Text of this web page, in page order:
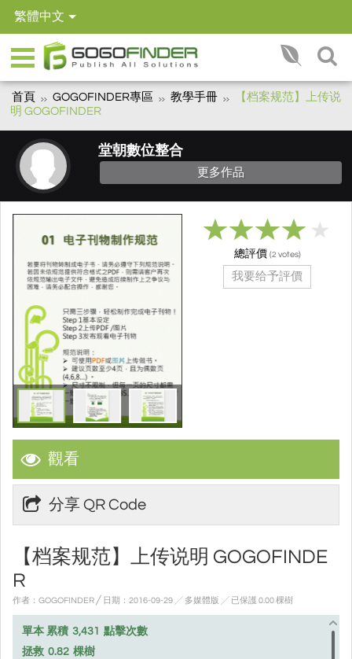
繁體中文
首頁 GOGOFINDER專區 教學手冊
【档案规范】上传说
明 GOGOFINDER
堂朝數位整合
更多作品
觀看
分享 QR Code
【档案规范】上传说明 GOGOFINDE
R
作者：GOGOFINDER ╱ 日期：2016-09-29 ╱ 多媒體版 ╱ 已保護 0.00 棵樹
單本 累積 3,431
點擊次數
拯救 0.82 棵樹
總評價 (2 votes)
我要给予評價